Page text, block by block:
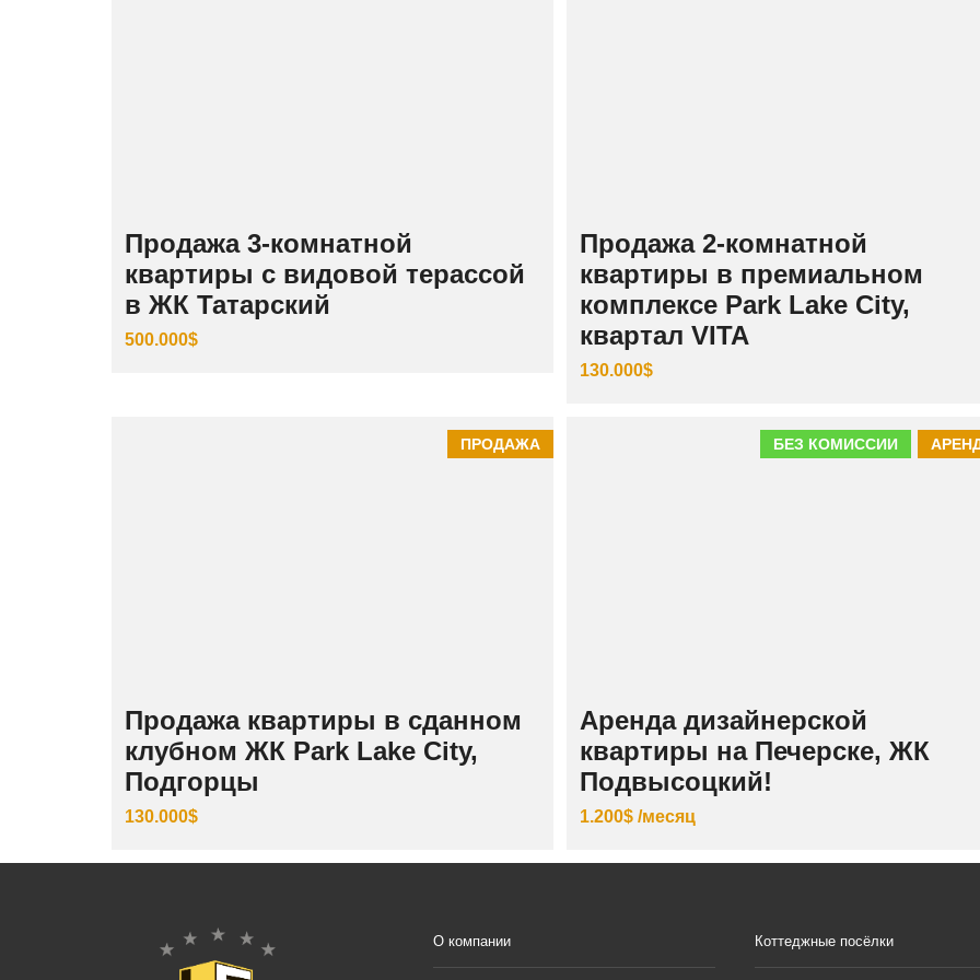
Продажа 3‑комнатной
квартиры с видовой терассой
в ЖК Татарский
500.000$
Продажа 2-комнатной
квартиры в премиальном
комплексе Park Lake City,
квартал VITA
130.000$
ПРОДАЖА
Продажа квартиры в сданном
клубном ЖК Park Lake City,
Подгорцы
130.000$
БЕЗ КОМИССИИ
Аренда дизайнерской
квартиры на Печерске, ЖК
Подвысоцкий!
1.200$ /месяц
О компании Коттеджные посёлки